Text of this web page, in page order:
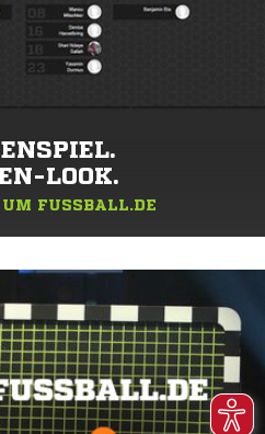
LOOK.
FUSSBALL.DE